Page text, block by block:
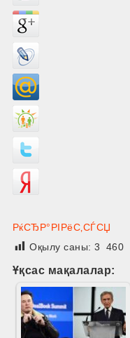
РќСЂР°РІРёС‚СЃСЏ
Оқылу саны:3 460
Ұқсас мақалалар: